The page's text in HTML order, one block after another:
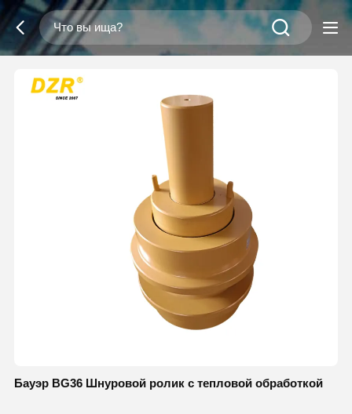
Бауэр BG36 Шнуровой ролик с тепловой обработкой